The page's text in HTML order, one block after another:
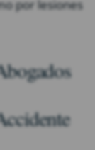
por lesiones